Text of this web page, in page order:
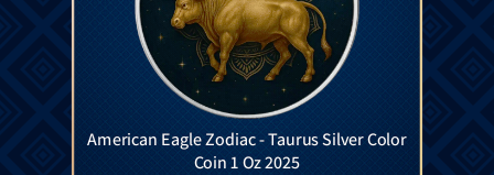
American Eagle Zodiac - Taurus Silver Color
Coin 1 Oz 2025